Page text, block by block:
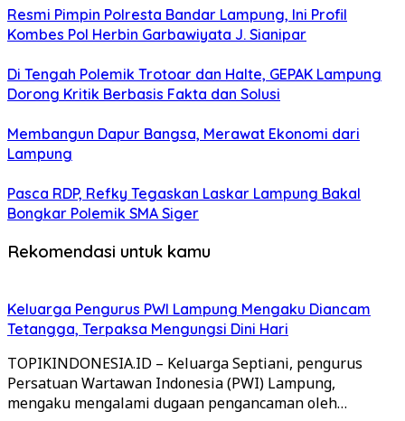
Resmi Pimpin Polresta Bandar Lampung, Ini Profil
Kombes Pol Herbin Garbawiyata J. Sianipar
Di Tengah Polemik Trotoar dan Halte, GEPAK Lampung
Dorong Kritik Berbasis Fakta dan Solusi
Membangun Dapur Bangsa, Merawat Ekonomi dari
Lampung
Pasca RDP, Refky Tegaskan Laskar Lampung Bakal
Bongkar Polemik SMA Siger
Rekomendasi untuk kamu
Keluarga Pengurus PWI Lampung Mengaku Diancam
Tetangga, Terpaksa Mengungsi Dini Hari
TOPIKINDONESIA.ID – Keluarga Septiani, pengurus
Persatuan Wartawan Indonesia (PWI) Lampung,
mengaku mengalami dugaan pengancaman oleh…